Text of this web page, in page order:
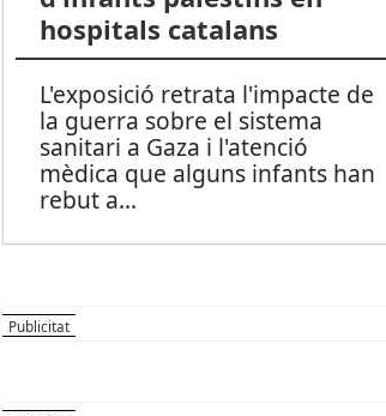
hospitals catalans
L'exposició retrata l'impacte de
la guerra sobre el sistema
sanitari a Gaza i l'atenció
mèdica que alguns infants han
rebut a...